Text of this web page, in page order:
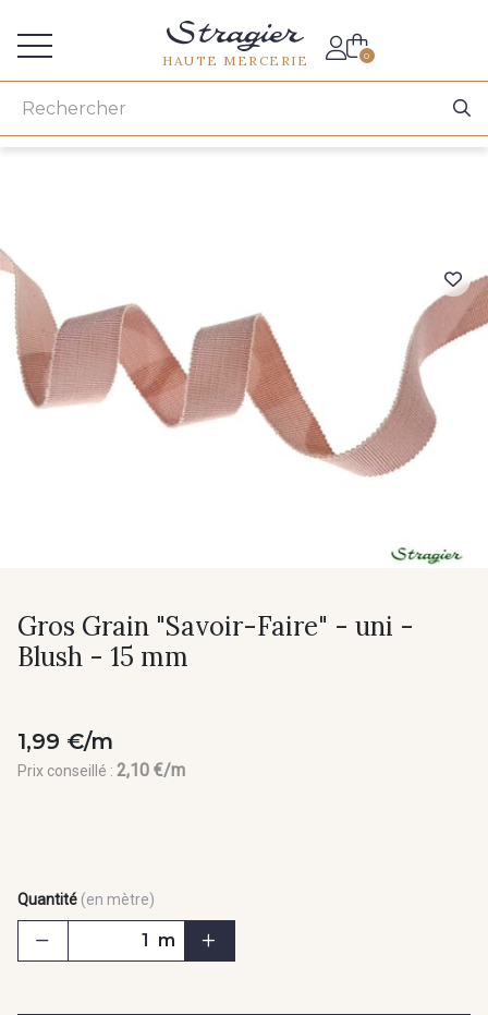
HAUTE MERCERIE 0
Gros Grain "Savoir-Faire" - uni -
Blush - 15 mm
1,99 €/m
Prix conseillé : 2,10 €/m
Quantité (en mètre)
m